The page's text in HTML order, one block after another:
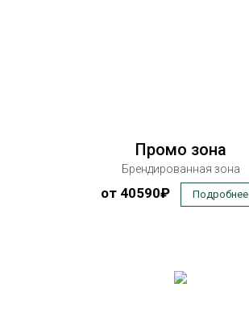
Промо зона
Брендированная зона
от 40590₽ Подробнее